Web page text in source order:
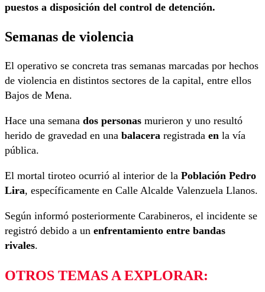
puestos a disposición del control de detención.
Semanas de violencia
El operativo se concreta tras semanas marcadas por hechos
de violencia en distintos sectores de la capital, entre ellos
Bajos de Mena.
Hace una semana dos personas murieron y uno resultó
herido de gravedad en una balacera registrada en la vía
pública.
El mortal tiroteo ocurrió al interior de la Población Pedro
Lira, específicamente en Calle Alcalde Valenzuela Llanos.
Según informó posteriormente Carabineros, el incidente se
registró debido a un enfrentamiento entre bandas
rivales.
OTROS TEMAS A EXPLORAR: